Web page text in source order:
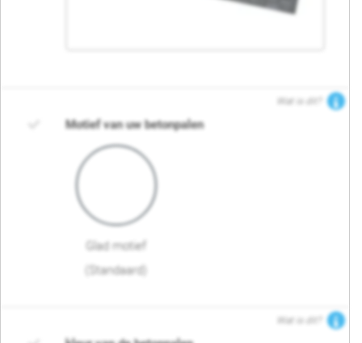
Wat is dit?
Motief van uw betonpalen
Glad motief
(Standaard)
Wat is dit?